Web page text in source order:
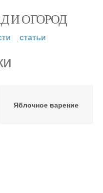
И ОГОРОД
статьи
Яблочное варение